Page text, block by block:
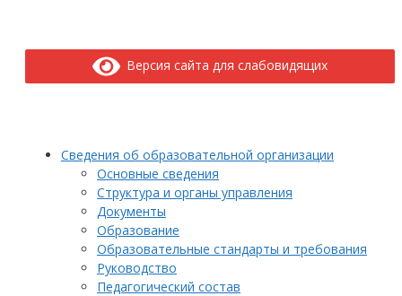
Версия сайта для слабовидящих
Сведения об образовательной организации
Основные сведения
Структура и органы управления
Документы
Образование
Образовательные стандарты и требования
Руководство
Педагогический состав